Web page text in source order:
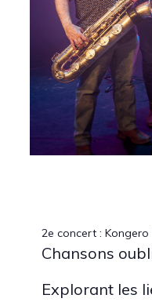
2e concert : Kongero
Chansons
Explorant les